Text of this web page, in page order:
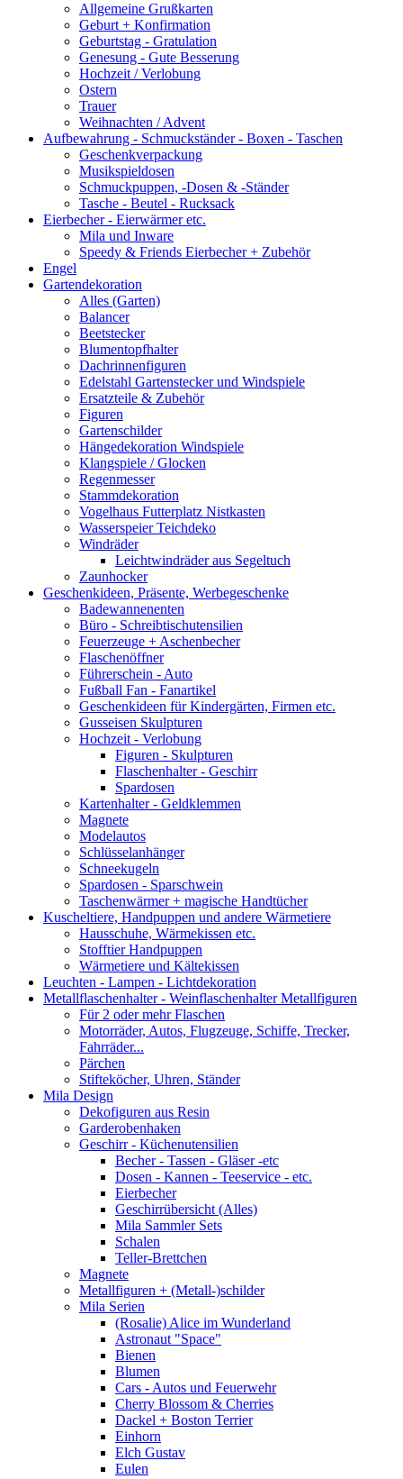
Allgemeine Grußkarten
Geburt + Konfirmation
Geburtstag - Gratulation
Genesung - Gute Besserung
Hochzeit / Verlobung
Ostern
Trauer
Weihnachten / Advent
Aufbewahrung - Schmuckständer - Boxen - Taschen
Geschenkverpackung
Musikspieldosen
Schmuckpuppen, -Dosen & -Ständer
Tasche - Beutel - Rucksack
Eierbecher - Eierwärmer etc.
Mila und Inware
Speedy & Friends Eierbecher + Zubehör
Engel
Gartendekoration
Alles (Garten)
Balancer
Beetstecker
Blumentopfhalter
Dachrinnenfiguren
Edelstahl Gartenstecker und Windspiele
Ersatzteile & Zubehör
Figuren
Gartenschilder
Hängedekoration Windspiele
Klangspiele / Glocken
Regenmesser
Stammdekoration
Vogelhaus Futterplatz Nistkasten
Wasserspeier Teichdeko
Windräder
Leichtwindräder aus Segeltuch
Zaunhocker
Geschenkideen, Präsente, Werbegeschenke
Badewannenenten
Büro - Schreibtischutensilien
Feuerzeuge + Aschenbecher
Flaschenöffner
Führerschein - Auto
Fußball Fan - Fanartikel
Geschenkideen für Kindergärten, Firmen etc.
Gusseisen Skulpturen
Hochzeit - Verlobung
Figuren - Skulpturen
Flaschenhalter - Geschirr
Spardosen
Kartenhalter - Geldklemmen
Magnete
Modelautos
Schlüsselanhänger
Schneekugeln
Spardosen - Sparschwein
Taschenwärmer + magische Handtücher
Kuscheltiere, Handpuppen und andere Wärmetiere
Hausschuhe, Wärmekissen etc.
Stofftier Handpuppen
Wärmetiere und Kältekissen
Leuchten - Lampen - Lichtdekoration
Metallflaschenhalter - Weinflaschenhalter Metallfiguren
Für 2 oder mehr Flaschen
Motorräder, Autos, Flugzeuge, Schiffe, Trecker,
Fahrräder...
Pärchen
Stifteköcher, Uhren, Ständer
Mila Design
Dekofiguren aus Resin
Garderobenhaken
Geschirr - Küchenutensilien
Becher - Tassen - Gläser -etc
Dosen - Kannen - Teeservice - etc.
Eierbecher
Geschirrübersicht (Alles)
Mila Sammler Sets
Schalen
Teller-Brettchen
Magnete
Metallfiguren + (Metall-)schilder
Mila Serien
(Rosalie) Alice im Wunderland
Astronaut "Space"
Bienen
Blumen
Cars - Autos und Feuerwehr
Cherry Blossom & Cherries
Dackel + Boston Terrier
Einhorn
Elch Gustav
Eulen